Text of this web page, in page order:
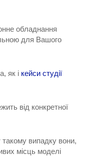
обладнання
для Вашого
як і кейси студії
від конкретної
випадку вони,
місць моделі